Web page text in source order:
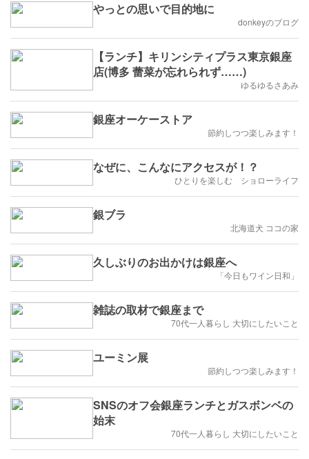
やっとの思いで目的地に
donkeyのブログ
【ランチ】キリンシティプラス東京銀座
店(博多 蕾菜が忘れられず……)
ゆるゆるさあみ
銀座オーケーストア
節約しつつ楽しみます！
なぜに、こんなにアクセスが！？
ひとりを楽しむ ショローライフ
銀ブラ
北海道犬 ココの家
久しぶりのお出かけは銀座へ
「今日もワイン日和」
雑誌の取材で銀座まで
70代一人暮らし 大切にしたいこと
ユーミン展
節約しつつ楽しみます！
SNSのオフ会銀座ランチとガスボンベの
始末
70代一人暮らし 大切にしたいこと